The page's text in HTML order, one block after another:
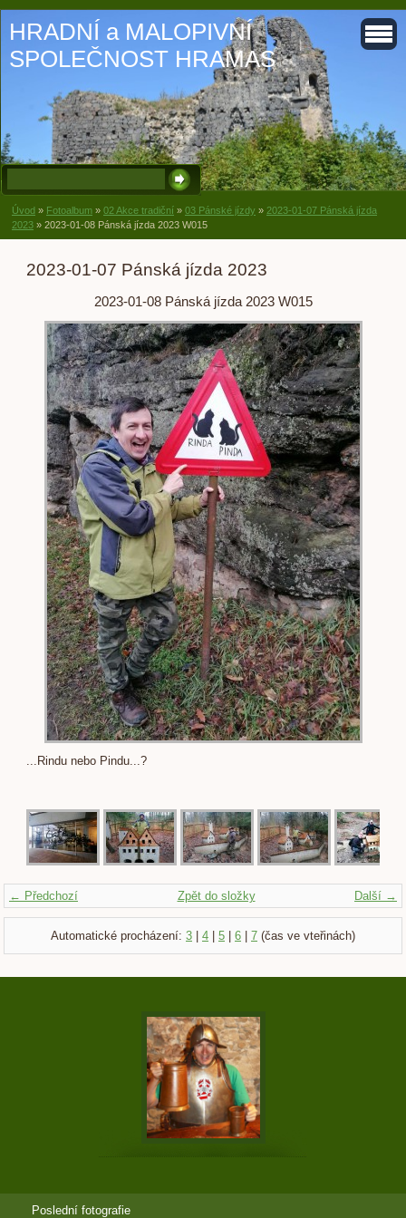
HRADNÍ a MALOPIVNÍ
SPOLEČNOST HRAMAS
Úvod » Fotoalbum » 02 Akce tradiční » 03 Pánské jízdy » 2023-01-07 Pánská jízda
2023 » 2023-01-08 Pánská jízda 2023 W015
2023-01-07 Pánská jízda 2023
2023-01-08 Pánská jízda 2023 W015
...Rindu nebo Pindu...?
← Předchozí Další →
Zpět do složky
Automatické procházení: 3 4 5 6 7 (čas ve vteřinách)
Poslední fotografie